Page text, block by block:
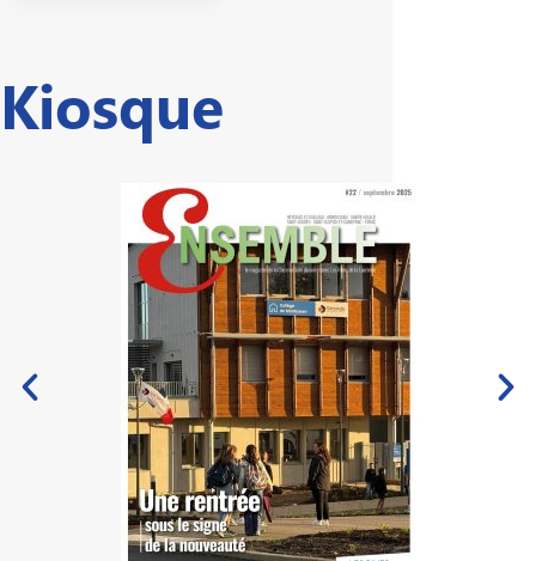
Kiosque